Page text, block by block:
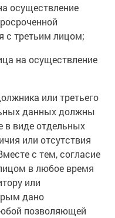
осуществление
с третьим лицом;
на осуществление
или третьего
данных должны
виде отдельных
или отсутствия
с тем, согласие
в любое время
или
дано
позволяющей